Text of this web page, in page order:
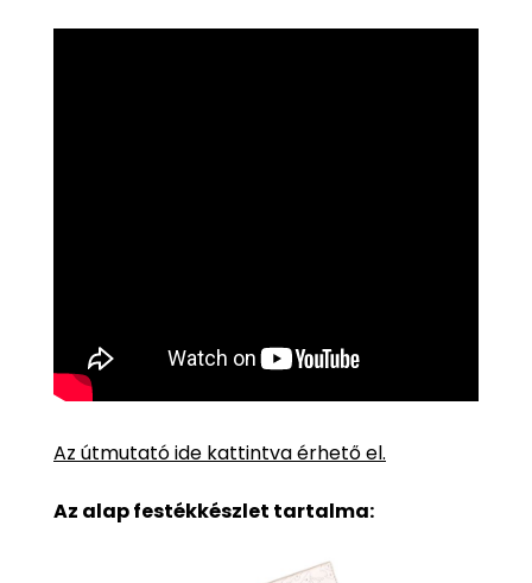
Az útmutató ide kattintva érhető el.
Az alap festékkészlet tartalma: